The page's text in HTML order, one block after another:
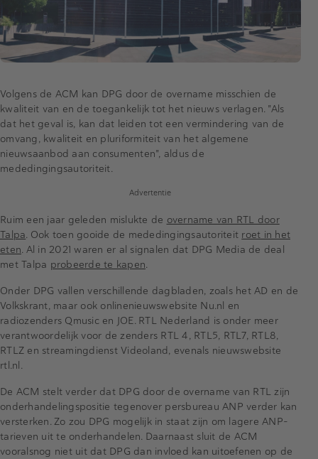
Volgens de ACM kan DPG door de overname misschien de
kwaliteit van en de toegankelijk tot het nieuws verlagen. "Als
dat het geval is, kan dat leiden tot een vermindering van de
omvang, kwaliteit en pluriformiteit van het algemene
nieuwsaanbod aan consumenten", aldus de
mededingingsautoriteit.
Advertentie
Ruim een jaar geleden mislukte de overname van RTL door
Talpa. Ook toen gooide de mededingingsautoriteit roet in het
eten. Al in 2021 waren er al signalen dat DPG Media de deal
met Talpa probeerde te kapen.
Onder DPG vallen verschillende dagbladen, zoals het AD en de
Volkskrant, maar ook onlinenieuwswebsite Nu.nl en
radiozenders Qmusic en JOE. RTL Nederland is onder meer
verantwoordelijk voor de zenders RTL 4, RTL5, RTL7, RTL8,
RTLZ en streamingdienst Videoland, evenals nieuwswebsite
rtl.nl.
De ACM stelt verder dat DPG door de overname van RTL zijn
onderhandelingspositie tegenover persbureau ANP verder kan
versterken. Zo zou DPG mogelijk in staat zijn om lagere ANP-
tarieven uit te onderhandelen. Daarnaast sluit de ACM
vooralsnog niet uit dat DPG dan invloed kan uitoefenen op de